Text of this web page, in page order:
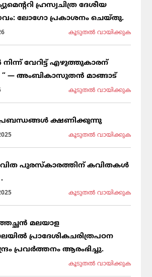
ഹ്രസ്വചിത്ര ദേശീയ
ലോഗോ പ്രകാശനം ചെയ്തു.
കൂടുതല്‍ വായിക്കുക
നിന്ന് വേറിട്ട് എഴുത്തുകാരന്
” — അംബികാസുതൻ മാങ്ങാട്
കൂടുതല്‍ വായിക്കുക
ക്ഷണിക്കുന്നു
കൂടുതല്‍ വായിക്കുക
പുരസ്കാരത്തിന് കവിതകൾ
കൂടുതല്‍ വായിക്കുക
മലയാള
പ്രാദേശികചരിത്രപഠന
പ്രവർത്തനം ആരംഭിച്ചു.
കൂടുതല്‍ വായിക്കുക